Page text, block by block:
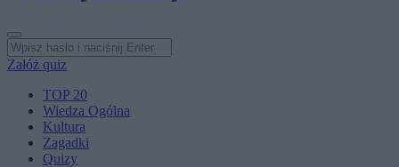
Załóż quiz
TOP 20
Wiedza Ogólna
Kultura
Zagadki
Quizy